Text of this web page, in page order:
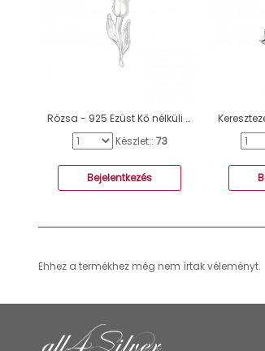
Rózsa - 925 Ezüst Kő nélküli nyakláncok A4S40950
Készlet:: 73
Bejelentkezés
Ehhez a termékhez még nem írtak véleményt.